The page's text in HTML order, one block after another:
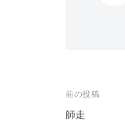
投
稿
前の投稿
師走